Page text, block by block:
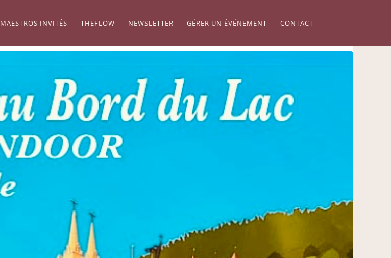
MAESTROS INVITÉS THEFLOW NEWSLETTER GÉRER UN ÉVÉNEMENT CONTACT